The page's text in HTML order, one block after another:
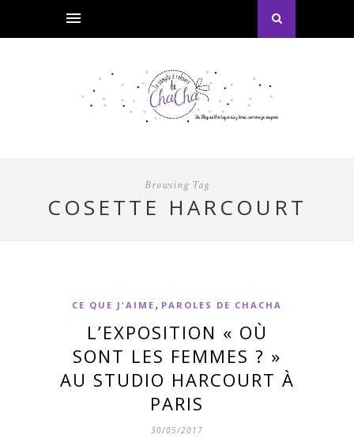
Browsing Tag
COSETTE HARCOURT
CE QUE J'AIME , PAROLES DE CHACHA
L’EXPOSITION « OÙ
SONT LES FEMMES ? »
AU STUDIO HARCOURT À
PARIS
30/05/2017